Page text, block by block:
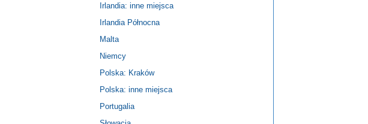
Irlandia: inne miejsca
Irlandia Północna
Malta
Niemcy
Polska: Kraków
Polska: inne miejsca
Portugalia